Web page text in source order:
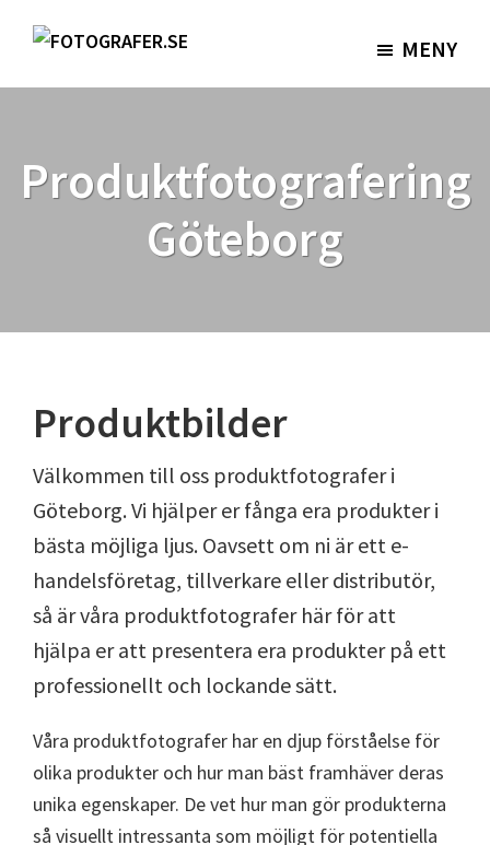
Fotografer.se MENY
Produktfotografering
Göteborg
Produktbilder
Välkommen till oss produktfotografer i
Göteborg. Vi hjälper er fånga era produkter i
bästa möjliga ljus. Oavsett om ni är ett e-
handelsföretag, tillverkare eller distributör,
så är våra produktfotografer här för att
hjälpa er att presentera era produkter på ett
professionellt och lockande sätt.
Våra produktfotografer har en djup förståelse för
olika produkter och hur man bäst framhäver deras
unika egenskaper. De vet hur man gör produkterna
så visuellt intressanta som möjligt för potentiella